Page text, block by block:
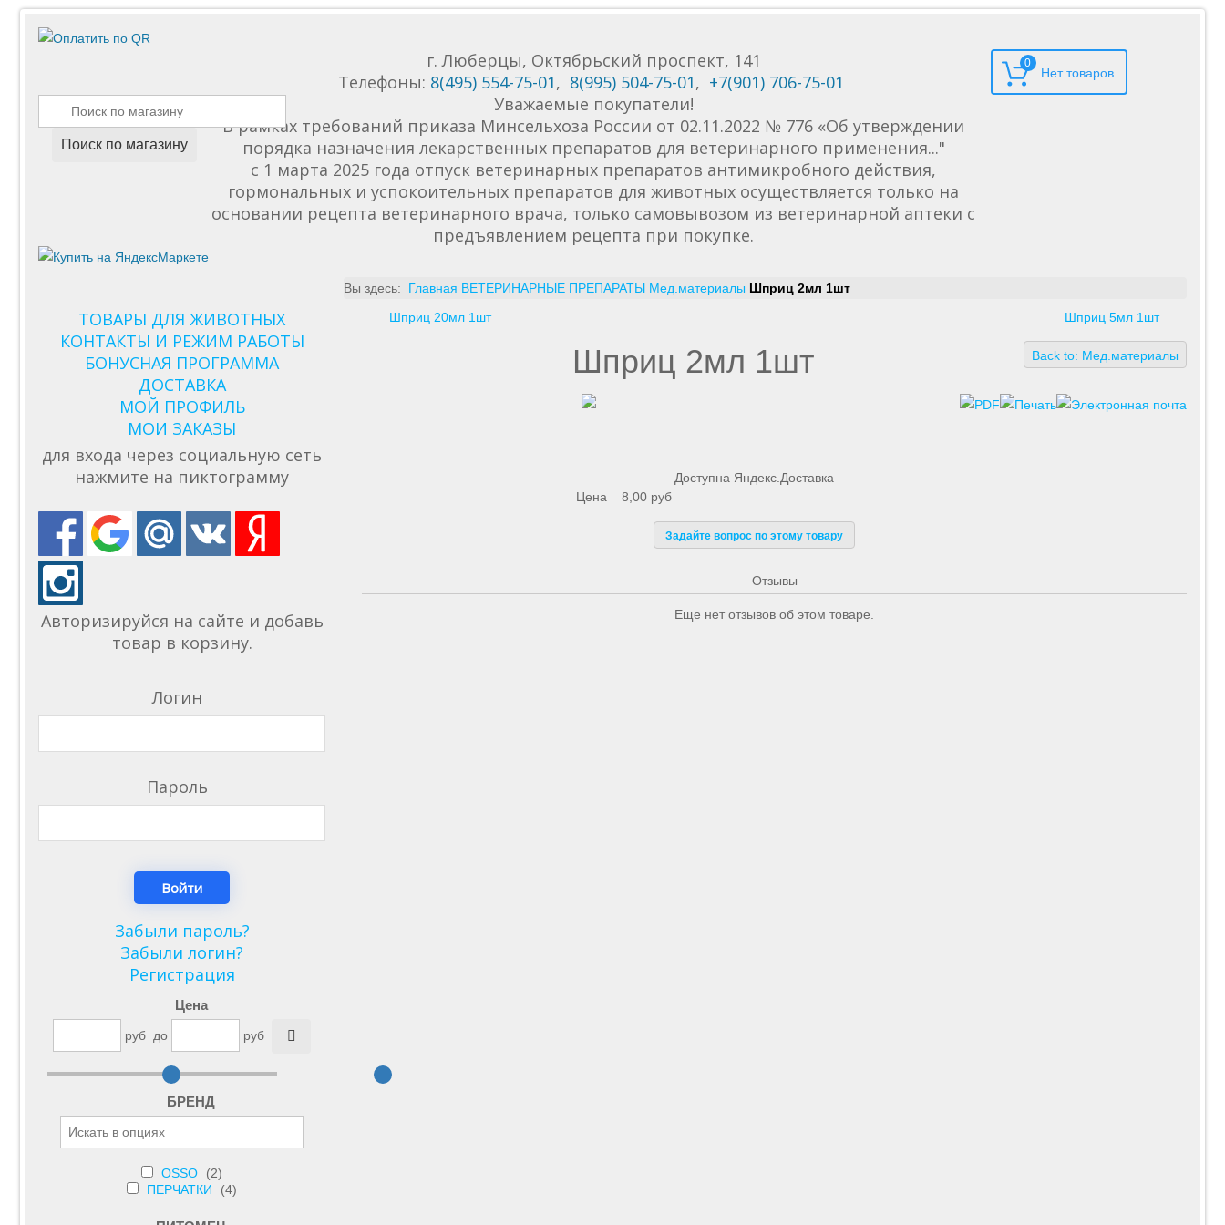
Поиск по магазину
г. Люберцы, Октябрьский проспект, 141
Телефоны: 8(495) 554-75-01, 8(995) 504-75-01, +7(901) 706-75-01
Уважаемые покупатели!
В рамках требований приказа Минсельхоза России от 02.11.2022 № 776 «Об утверждении
порядка назначения лекарственных препаратов для ветеринарного применения..."
с 1 марта 2025 года отпуск ветеринарных препаратов антимикробного действия,
гормональных и успокоительных препаратов для животных осуществляется только на
основании рецепта ветеринарного врача, только самовывозом из ветеринарной аптеки с
предъявлением рецепта при покупке.
0
Вы здесь: Главная ВЕТЕРИНАРНЫЕ ПРЕПАРАТЫ Мед.материалы Шприц 2мл 1шт
ТОВАРЫ ДЛЯ ЖИВОТНЫХ
КОНТАКТЫ И РЕЖИМ РАБОТЫ
БОНУСНАЯ ПРОГРАММА
ДОСТАВКА
МОЙ ПРОФИЛЬ
МОИ ЗАКАЗЫ
для входа через социальную сеть
нажмите на пиктограмму
Авторизируйся на сайте и добавь
товар в корзину.
Логин
Пароль
Забыли пароль?
Забыли логин?
Регистрация
Цена
руб до руб
БРЕНД
OSSO
(2)
ПЕРЧАТКИ
(4)
Шприц 20мл 1шт Шприц 5мл 1шт
Back to: Мед.материалы
Шприц 2мл 1шт
Доступна Яндекс.Доставка
Цена
8,00 руб
Задайте вопрос по этому товару
Отзывы
Еще нет отзывов об этом товаре.